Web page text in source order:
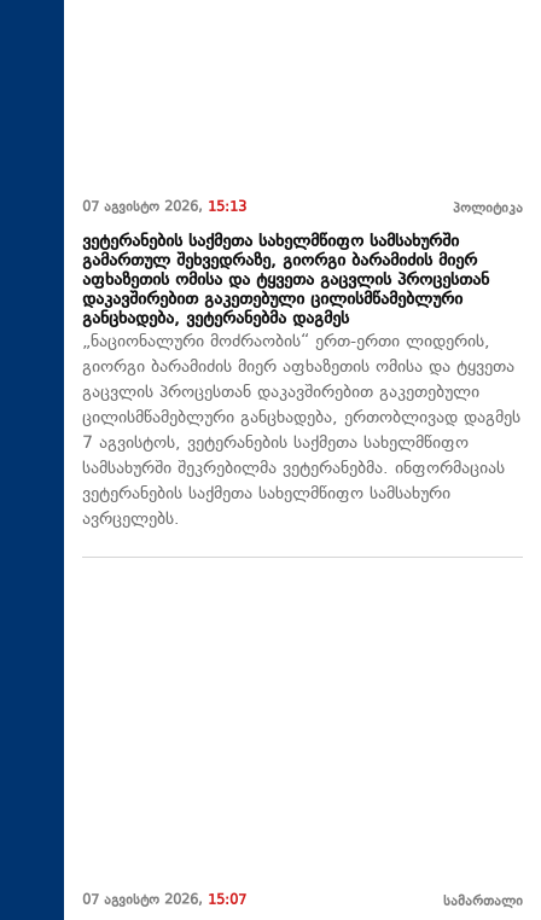
07 აგვისტო 2026, 15:13 პოლიტიკა
ვეტერანების საქმეთა სახელმწიფო სამსახურში
გამართულ შეხვედრაზე, გიორგი ბარამიძის მიერ
აფხაზეთის ომისა და ტყვეთა გაცვლის პროცესთან
დაკავშირებით გაკეთებული ცილისმწამებლური
განცხადება, ვეტერანებმა დაგმეს
„ნაციონალური მოძრაობის“ ერთ-ერთი ლიდერის,
გიორგი ბარამიძის მიერ აფხაზეთის ომისა და ტყვეთა
გაცვლის პროცესთან დაკავშირებით გაკეთებული
ცილისმწამებლური განცხადება, ერთობლივად დაგმეს
7 აგვისტოს, ვეტერანების საქმეთა სახელმწიფო
სამსახურში შეკრებილმა ვეტერანებმა. ინფორმაციას
ვეტერანების საქმეთა სახელმწიფო სამსახური
ავრცელებს.
07 აგვისტო 2026, 15:07 სამართალი